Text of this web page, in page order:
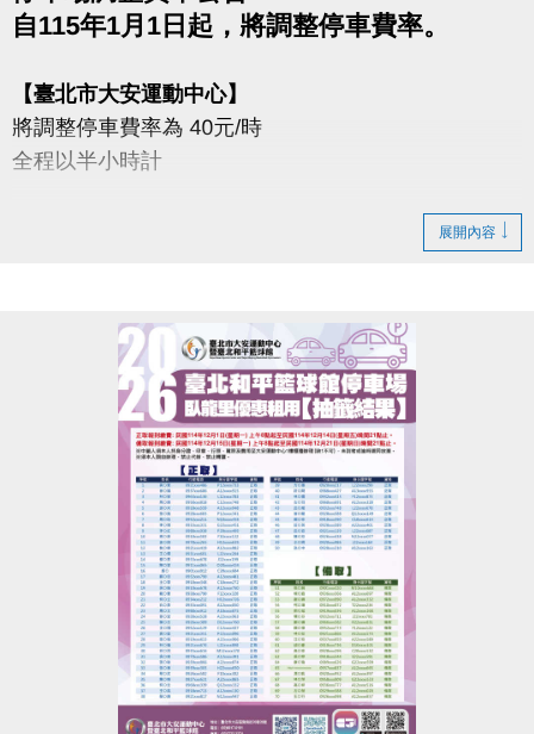
自115年1月1日起，將調整停車費率。
【臺北市大安運動中心】
將調整停車費率為 40元/時
全程以半小時計
假日（週六、日）50元/時
全程以半小時計
展開內容